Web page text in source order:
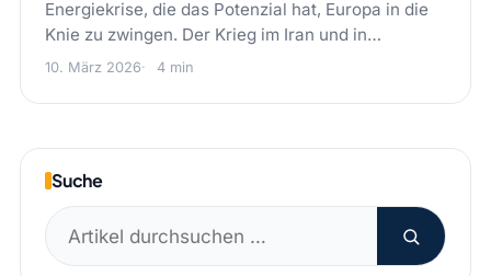
Energiekrise, die das Potenzial hat, Europa in die
Knie zu zwingen. Der Krieg im Iran und in…
10. März 2026 4 min
Suche
Suchen
nach: